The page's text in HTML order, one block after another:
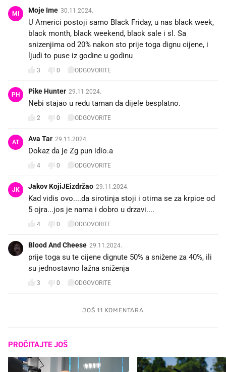
MI Moje Ime 30.11.2024.
U Americi postoji samo Black Friday, u nas black week,
black month, black weekend, black sale i sl. Sa
snizenjima od 20% nakon sto prije toga dignu cijene, i
ljudi to puse iz godine u godinu
3 0 ODGOVORITE
PH Pike Hunter 29.11.2024.
Nebi stajao u redu taman da dijele besplatno.
2 0 ODGOVORITE
AT Ava Tar 29.11.2024.
Dokaz da je Zg pun idio.a😂
4 0 ODGOVORITE
JK Jakov KojiJEizdržao 29.11.2024.
Kad vidis ovo....da sirotinja stoji i otima se za krpice od
5 ojra...jos je nama i dobro u drzavi....
4 0 ODGOVORITE
Blood And Cheese 29.11.2024.
prije toga su te cijene dignute 50% a snižene za 40%, ili
su jednostavno lažna sniženja
3 0 ODGOVORITE
JOŠ 11 KOMENTARA
PROČITAJTE JOŠ